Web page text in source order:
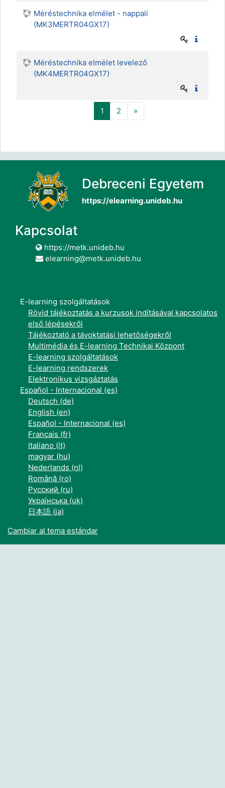
Méréstechnika elmélet - nappali
(MK3MERTR04GX17)
Méréstechnika elmélet levelező
(MK4MERTR04GX17)
1 (actual)
2 »Siguiente
Debreceni Egyetem
https://elearning.unideb.hu
Kapcsolat
https://metk.unideb.hu
elearning@metk.unideb.hu
E-learning szolgáltatások
Rövid tájékoztatás a kurzusok indításával kapcsolatos
első lépésekről
Tájékoztató a távoktatási lehetőségekről
Multimédia és E-learning Technikai Központ
E-learning szolgáltatások
E-learning rendszerek
Elektronikus vizsgáztatás
Español - Internacional ‎(es)‎
Deutsch ‎(de)‎
English ‎(en)‎
Español - Internacional ‎(es)‎
Français ‎(fr)‎
Italiano ‎(it)‎
magyar ‎(hu)‎
Nederlands ‎(nl)‎
Română ‎(ro)‎
Русский ‎(ru)‎
Українська ‎(uk)‎
日本語 ‎(ja)‎
Cambiar al tema estándar